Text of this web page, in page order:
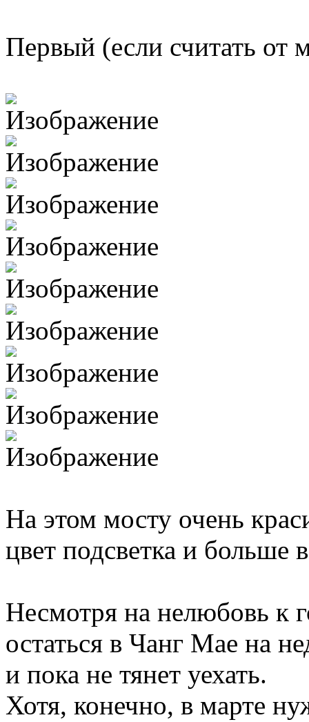
Первый (если считать от
На этом мосту очень
цвет подсветка и больше
Несмотря на нелюбовь к
остаться в Чанг Мае на
и пока не тянет уехать.
Хотя, конечно, в марте